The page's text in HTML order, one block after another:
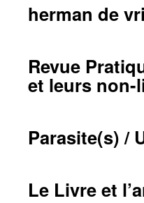
herman de
Revue
et leurs non-
Parasite(s) /
Le Livre et